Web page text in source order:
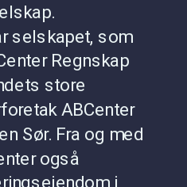
selskapet, som
Regnskap
store
ABCenter
Sør. Fra og med
også